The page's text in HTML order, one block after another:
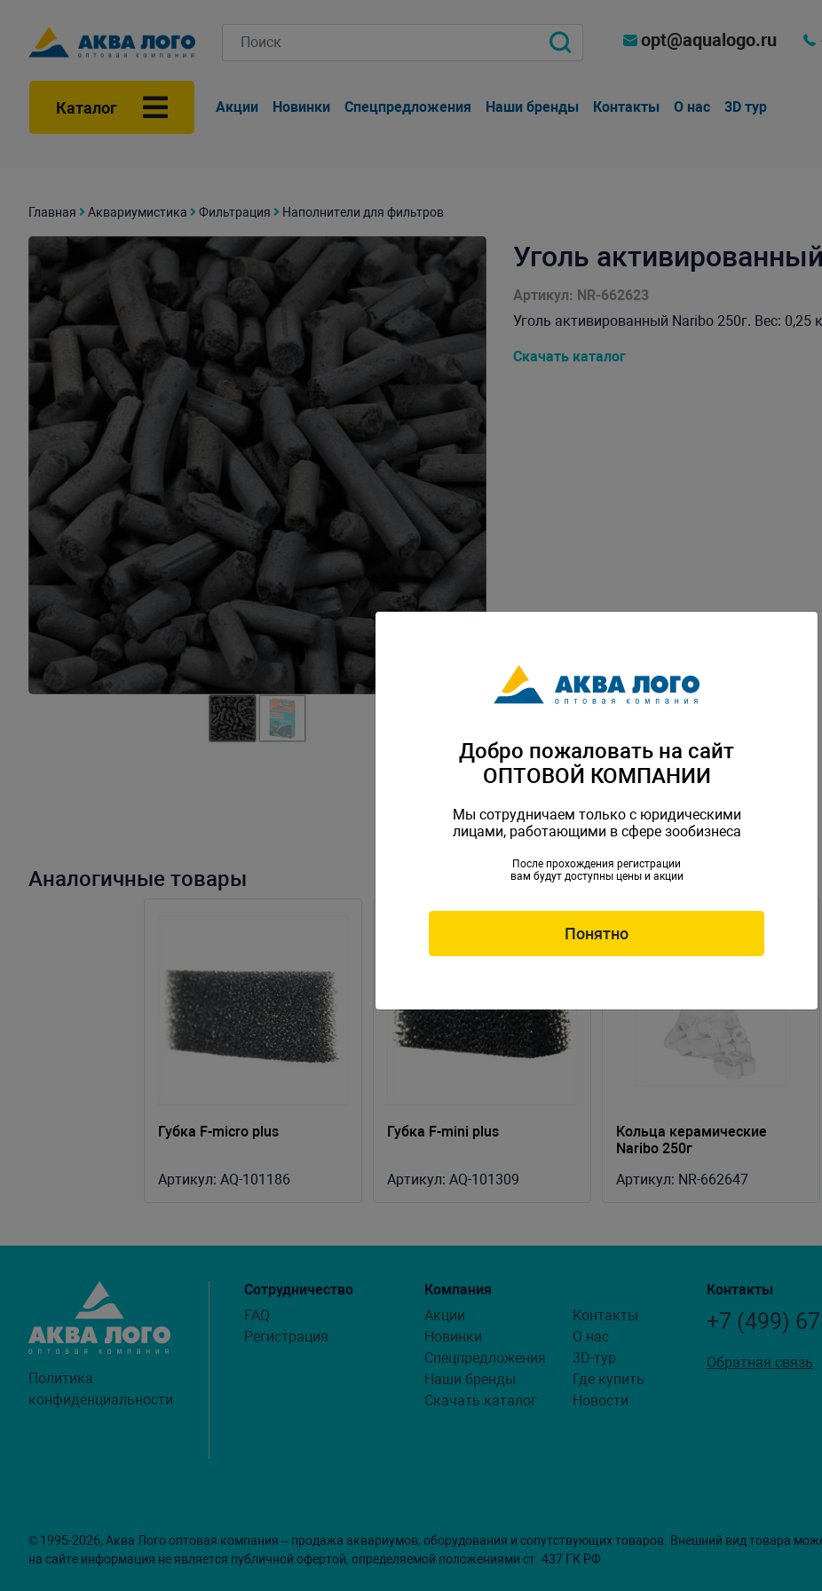
opt@aqualogo.ru
Каталог Акции Новинки Спецпредложения Наши бренды Контакты О нас 3D тур
Главная Аквариумистика Фильтрация Наполнители для фильтров
Уголь
Артикул: NR-662623
Уголь активированный Naribo 250г. Вес: 0,25
Скачать каталог
Аналогичные товары
Губка F-micro plus
Артикул: AQ-101186
Губка F-mini plus
Артикул: AQ-101309
Кольца керамические
Naribo 250г
Артикул: NR-662647
Политика
конфиденциальности
Сотрудничество
FAQ
Регистрация
Компания
Акции
Новинки
Спецпредложения
Наши бренды
Скачать каталог
Контакты
О нас
3D-тур
Где купить
Новости
Контакты
+7 (499)
Обратная связь
© 1995-2026, Аква Лого оптовая компания – продажа аквариумов, оборудования и сопутствующих товаров. Внешний вид товара
на сайте информация не является публичной офертой, определяемой положениями ст. 437 ГК РФ
Добро пожаловать на сайт
ОПТОВОЙ КОМПАНИИ
Мы сотрудничаем только с юридическими
лицами, работающими в сфере зообизнеса
После прохождения регистрации
вам будут доступны цены и акции
Понятно